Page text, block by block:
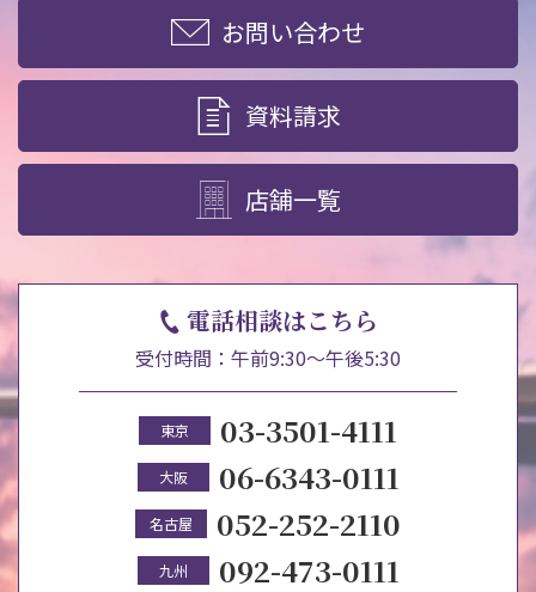
お問い合わせ
資料請求
店舗一覧
電話相談はこちら
受付時間：午前9:30～午後5:30
東京 03-3501-4111
大阪 06-6343-0111
名古屋 052-252-2110
九州 092-473-0111